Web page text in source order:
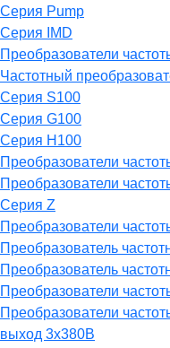
Серия Pump
Серия IMD
Преобразователи
Частотный
Серия S100
Серия G100
Серия H100
Преобразователи
Преобразователи
Серия Z
Преобразователи
Преобразователь
Преобразователь
Преобразователи
Преобразователи
выход 3х380В